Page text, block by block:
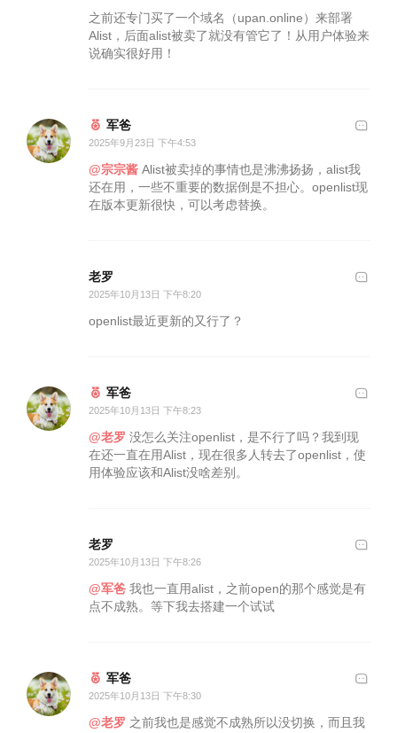
之前还专门买了一个域名（upan.online）来部署
Alist，后面alist被卖了就没有管它了！从用户体验来
说确实很好用！
军爸
2025年9月23日 下午4:53
@宗宗酱 Alist被卖掉的事情也是沸沸扬扬，alist我
还在用，一些不重要的数据倒是不担心。openlist现
在版本更新很快，可以考虑替换。
老罗
2025年10月13日 下午8:20
openlist最近更新的又行了？
军爸
2025年10月13日 下午8:23
@老罗 没怎么关注openlist，是不行了吗？我到现
在还一直在用Alist，现在很多人转去了openlist，使
用体验应该和Alist没啥差别。
老罗
2025年10月13日 下午8:26
@军爸 我也一直用alist，之前open的那个感觉是有
点不成熟。等下我去搭建一个试试
军爸
2025年10月13日 下午8:30
@老罗 之前我也是感觉不成熟所以没切换，而且我